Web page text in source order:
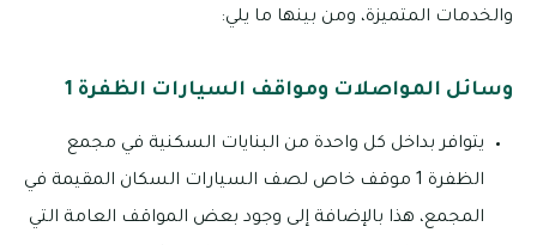
والخدمات المتميزة، ومن بينها ما يلي:
وسائل المواصلات ومواقف السيارات الظفرة 1
يتوافر بداخل كل واحدة من البنايات السكنية في مجمع
الظفرة 1 موقف خاص لصف السيارات السكان المقيمة في
المجمع، هذا بالإضافة إلى وجود بعض المواقف العامة التي